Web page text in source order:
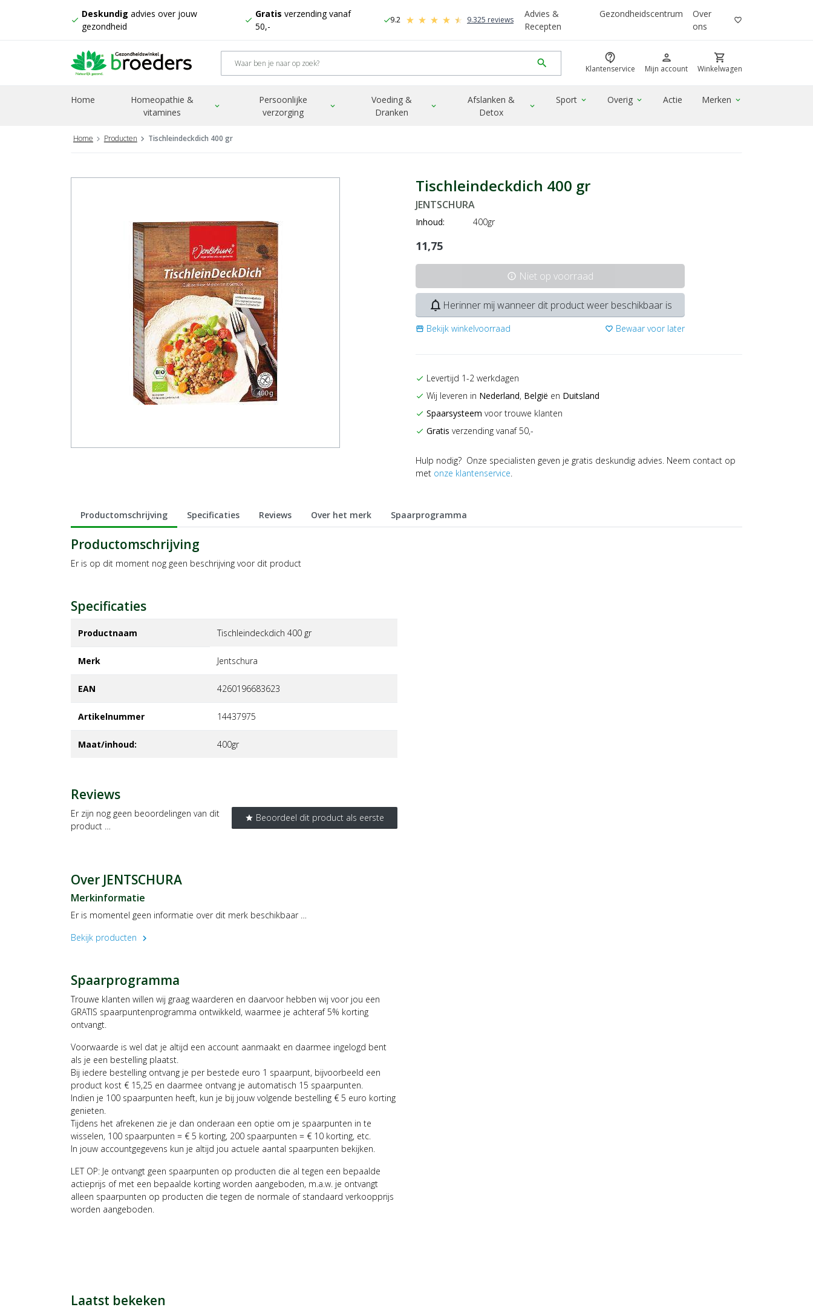
check
Deskundig advies over jouw
gezondheid
check
Gratis verzending vanaf
50,-
check9.2 9.325 reviews
Advies &
Recepten
Gezondheidscentrum
Over
ons
favorite_border
search contact_support
Klantenservice
person
Mijn account
shopping_cart
Winkelwagen
Home
Homeopathie &
vitamines
expand_more
Persoonlijke
verzorging
expand_more
Voeding &
Dranken
expand_more
Afslanken &
Detox
expand_more
Sport expand_more Overig expand_more Actie Merken expand_more
Home Producten Tischleindeckdich 400 gr
Tischleindeckdich 400 gr
JENTSCHURA
Inhoud: 400gr
11,75
info Niet op voorraad
notifications_none Herinner mij wanneer dit product weer beschikbaar is
storefront Bekijk winkelvoorraad favorite_border Bewaar voor later
check Levertijd 1-2 werkdagen
check Wij leveren in Nederland, België en Duitsland
check Spaarsysteem voor trouwe klanten
check Gratis verzending vanaf 50,-
Hulp nodig? Onze specialisten geven je gratis deskundig advies. Neem contact op
met onze klantenservice.
Productomschrijving Specificaties Reviews Over het merk Spaarprogramma
Productomschrijving
Er is op dit moment nog geen beschrijving voor dit product
Specificaties
Productnaam Tischleindeckdich 400 gr
Merk jentschura
EAN 4260196683623
Artikelnummer 14437975
Maat/inhoud: 400gr
Reviews
star Beoordeel dit product als eerste
Er zijn nog geen beoordelingen van dit
product …
Over JENTSCHURA
Merkinformatie
Er is momentel geen informatie over dit merk beschikbaar …
Bekijk producten
chevron_right
Spaarprogramma
Trouwe klanten willen wij graag waarderen en daarvoor hebben wij voor jou een
GRATIS spaarpuntenprogramma ontwikkeld, waarmee je achteraf 5% korting
ontvangt.
Voorwaarde is wel dat je altijd een account aanmaakt en daarmee ingelogd bent
als je een bestelling plaatst.
Bij iedere bestelling ontvang je per bestede euro 1 spaarpunt, bijvoorbeeld een
product kost € 15,25 en daarmee ontvang je automatisch 15 spaarpunten.
Indien je 100 spaarpunten heeft, kun je bij jouw volgende bestelling € 5 euro korting
genieten.
Tijdens het afrekenen zie je dan onderaan een optie om je spaarpunten in te
wisselen, 100 spaarpunten = € 5 korting, 200 spaarpunten = € 10 korting, etc.
In jouw accountgegevens kun je altijd jou actuele aantal spaarpunten bekijken.
LET OP: Je ontvangt geen spaarpunten op producten die al tegen een bepaalde
actieprijs of met een bepaalde korting worden aangeboden, m.a.w. je ontvangt
alleen spaarpunten op producten die tegen de normale of standaard verkoopprijs
worden aangeboden.
Laatst bekeken